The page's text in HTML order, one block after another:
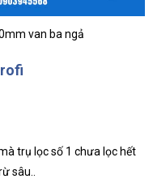
van ba ngả
trụ lọc số 1 chưa lọc hết
sâu..